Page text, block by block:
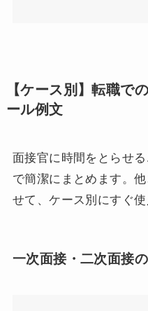
【ケース別】転職で
ール例文
面接官に時間をとらせ
で簡潔にまとめます。
せて、ケース別にすぐ
一次面接・二次面接